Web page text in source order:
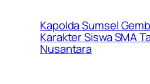
Kapolda Sumsel
Karakter Siswa SMA
Nusantara